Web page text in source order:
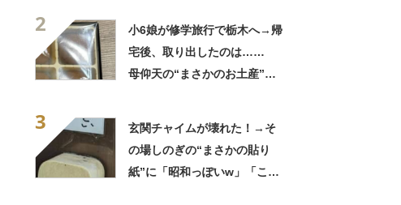
2
小6娘が修学旅行で栃木へ→帰
宅後、取り出したのは……
母仰天の“まさかのお土産”に
3
玄関チャイムが壊れた！→そ
の場しのぎの“まさかの貼り
紙”に「昭和っぽいw」「こん